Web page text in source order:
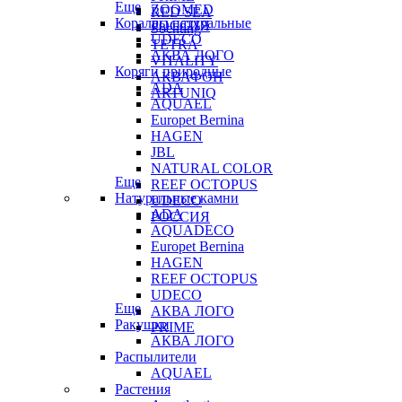
RED SEA
Sochting
TETRA
VITALITY
АКВАФОН
ARTUNIQ
ZOOMED
РОССИЯ
Еще
Кораллы натуральные
UDECO
АКВА ЛОГО
Коряги природные
ADA
AQUAEL
Europet Bernina
HAGEN
JBL
NATURAL COLOR
REEF OCTOPUS
UDECO
РОССИЯ
Еще
Натуральные камни
ADA
AQUADECO
Europet Bernina
HAGEN
REEF OCTOPUS
UDECO
АКВА ЛОГО
PRIME
Еще
Ракушки
АКВА ЛОГО
Распылители
AQUAEL
Растения